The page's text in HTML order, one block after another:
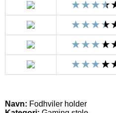
Navn: Fodhviler holder